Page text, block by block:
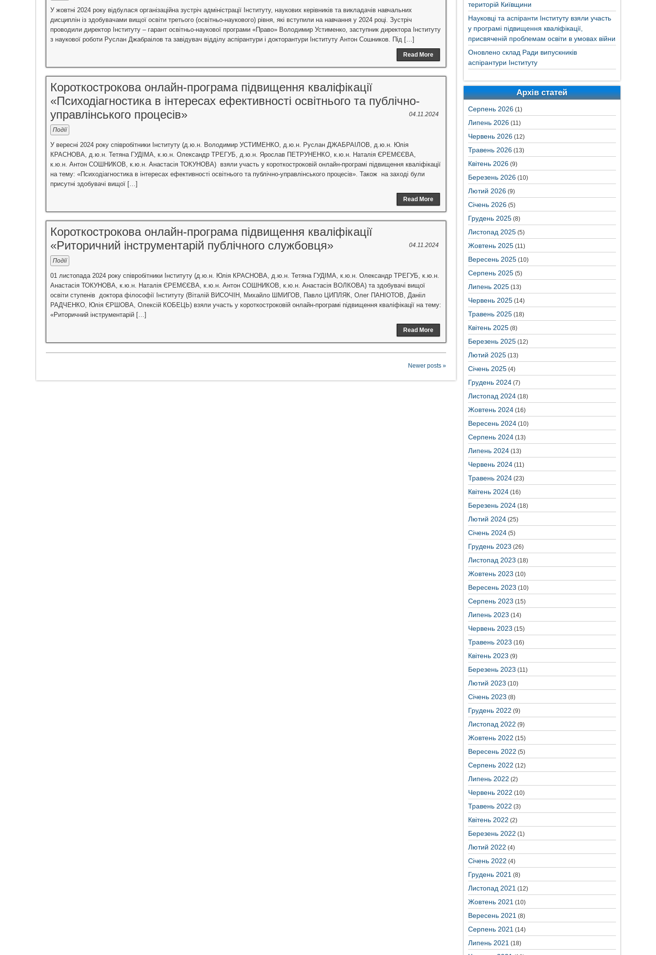
У жовтні 2024 року відбулася організаційна зустріч адміністрації Інституту, наукових керівників та викладачів навчальних
дисциплін із здобувачами вищої освіти третього (освітньо-наукового) рівня, які вступили на навчання у 2024 році. Зустріч
проводили директор Інституту – гарант освітньо-наукової програми «Право» Володимир Устименко, заступник директора Інституту
з наукової роботи Руслан Джабраілов та завідувач відділу аспірантури і докторантури Інституту Антон Сошников. Під […]
Read More
Короткострокова онлайн-програма підвищення кваліфікації
«Психодіагностика в інтересах ефективності освітнього та публічно-
управлінського процесів»
04.11.2024
Події
У вересні 2024 року співробітники Інституту (д.ю.н. Володимир УСТИМЕНКО, д.ю.н. Руслан ДЖАБРАІЛОВ, д.ю.н. Юлія
КРАСНОВА, д.ю.н. Тетяна ГУДІМА, к.ю.н. Олександр ТРЕГУБ, д.ю.н. Ярослав ПЕТРУНЕНКО, к.ю.н. Наталія ЄРЕМЄЄВА,
к.ю.н. Антон СОШНИКОВ, к.ю.н. Анастасія ТОКУНОВА) взяли участь у короткостроковій онлайн-програмі підвищення кваліфікації
на тему: «Психодіагностика в інтересах ефективності освітнього та публічно-управлінського процесів». Також на заході були
присутні здобувачі вищої […]
Read More
Короткострокова онлайн-програма підвищення кваліфікації
«Риторичний інструментарій публічного службовця»
04.11.2024
Події
01 листопада 2024 року співробітники Інституту (д.ю.н. Юлія КРАСНОВА, д.ю.н. Тетяна ГУДІМА, к.ю.н. Олександр ТРЕГУБ, к.ю.н.
Анастасія ТОКУНОВА, к.ю.н. Наталія ЄРЕМЄЄВА, к.ю.н. Антон СОШНИКОВ, к.ю.н. Анастасія ВОЛКОВА) та здобувачі вищої
освіти ступенів доктора філософії Інституту (Віталій ВИСОЧІН, Михайло ШМИГОВ, Павло ЦИПЛЯК, Олег ПАНІОТОВ, Данііл
РАДЧЕНКО, Юлія ЄРШОВА, Олексій КОБЕЦЬ) взяли участь у короткостроковій онлайн-програмі підвищення кваліфікації на тему:
«Риторичний інструментарій […]
Read More
Newer posts »
територій Київщини
Науковці та аспіранти Інституту взяли участь
у програмі підвищення кваліфікації,
присвяченій проблемам освіти в умовах війни
Оновлено склад Ради випускників
аспірантури Інституту
Архів статей
Серпень 2026(1)
Липень 2026(11)
Червень 2026(12)
Травень 2026(13)
Квітень 2026(9)
Березень 2026(10)
Лютий 2026(9)
Січень 2026(5)
Грудень 2025(8)
Листопад 2025(5)
Жовтень 2025(11)
Вересень 2025(10)
Серпень 2025(5)
Липень 2025(13)
Червень 2025(14)
Травень 2025(18)
Квітень 2025(8)
Березень 2025(12)
Лютий 2025(13)
Січень 2025(4)
Грудень 2024(7)
Листопад 2024(18)
Жовтень 2024(16)
Вересень 2024(10)
Серпень 2024(13)
Липень 2024(13)
Червень 2024(11)
Травень 2024(23)
Квітень 2024(16)
Березень 2024(18)
Лютий 2024(25)
Січень 2024(5)
Грудень 2023 (26)
Листопад 2023 (18)
Жовтень 2023 (10)
Вересень 2023 (10)
Серпень 2023 (15)
Липень 2023 (14)
Червень 2023 (15)
Травень 2023 (16)
Квітень 2023 (9)
Березень 2023 (11)
Лютий 2023 (10)
Січень 2023 (8)
Грудень 2022 (9)
Листопад 2022 (9)
Жовтень 2022 (15)
Вересень 2022 (5)
Серпень 2022 (12)
Липень 2022 (2)
Червень 2022 (10)
Травень 2022 (3)
Квітень 2022 (2)
Березень 2022 (1)
Лютий 2022 (4)
Січень 2022 (4)
Грудень 2021(8)
Листопад 2021(12)
Жовтень 2021(10)
Вересень 2021(8)
Серпень 2021(14)
Липень 2021(18)